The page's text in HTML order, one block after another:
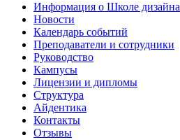
Информация о Школе дизайна
Новости
Календарь событий
Преподаватели и сотрудники
Руководство
Кампусы
Лицензии и дипломы
Структура
Айдентика
Контакты
Отзывы